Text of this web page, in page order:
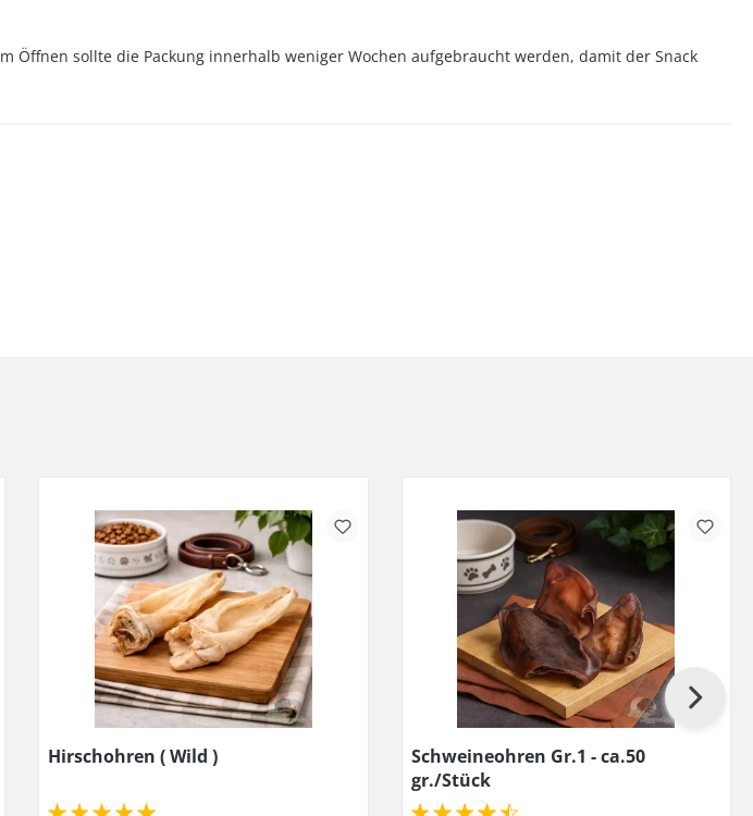
Öffnen sollte die Packung innerhalb weniger Wochen aufgebraucht werden, damit der Snack
Hirschohren ( Wild )
Schweineohren Gr.1 - ca.50
gr./Stück